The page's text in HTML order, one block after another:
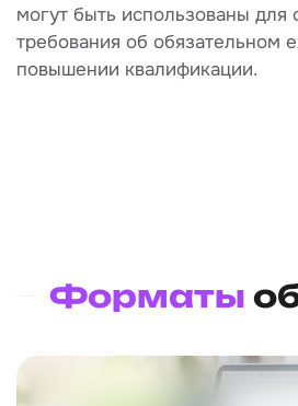
могут быть использованы для
требования об обязательном
повышении квалификации.
Форматы